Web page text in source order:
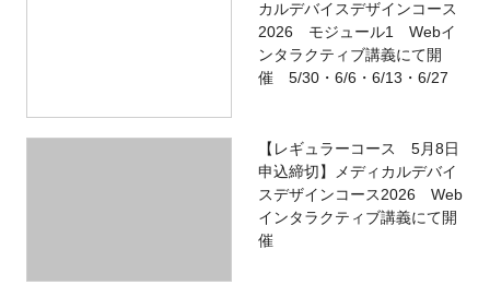
カルデバイスデザインコース
2026 モジュール1 Webイ
ンタラクティブ講義にて開
催 5/30・6/6・6/13・6/27
【レギュラーコース 5月8日
申込締切】メディカルデバイ
スデザインコース2026 Web
インタラクティブ講義にて開
催